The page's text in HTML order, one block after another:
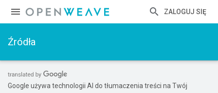
ZALOGUJ SIĘ
Źródła
Google używa technologii AI do tłumaczenia treści na Twój